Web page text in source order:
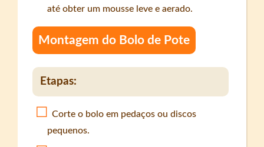
até obter um mousse leve e aerado.
Montagem do Bolo de Pote
Etapas:
Corte o bolo em pedaços ou discos
pequenos.